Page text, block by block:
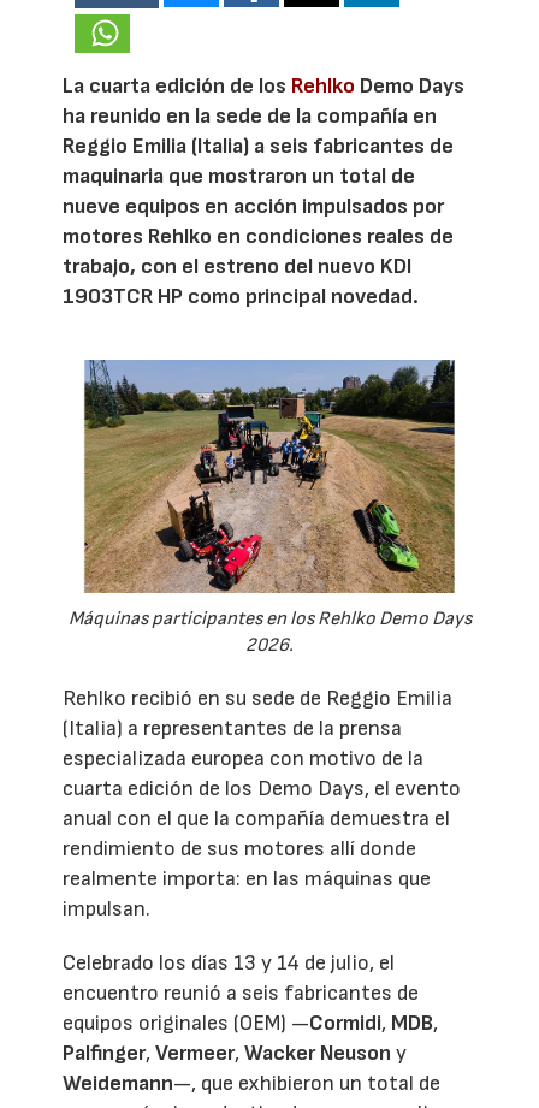
La cuarta edición de los Rehlko Demo Days
ha reunido en la sede de la compañía en
Reggio Emilia (Italia) a seis fabricantes de
maquinaria que mostraron un total de
nueve equipos en acción impulsados por
motores Rehlko en condiciones reales de
trabajo, con el estreno del nuevo KDI
1903TCR HP como principal novedad.
Máquinas participantes en los Rehlko Demo Days
2026.
Rehlko recibió en su sede de Reggio Emilia
(Italia) a representantes de la prensa
especializada europea con motivo de la
cuarta edición de los Demo Days, el evento
anual con el que la compañía demuestra el
rendimiento de sus motores allí donde
realmente importa: en las máquinas que
impulsan.
Celebrado los días 13 y 14 de julio, el
encuentro reunió a seis fabricantes de
equipos originales (OEM) —Cormidi, MDB,
Palfinger,Vermeer,Wacker Neuson y
Weidemann—, que exhibieron un total de